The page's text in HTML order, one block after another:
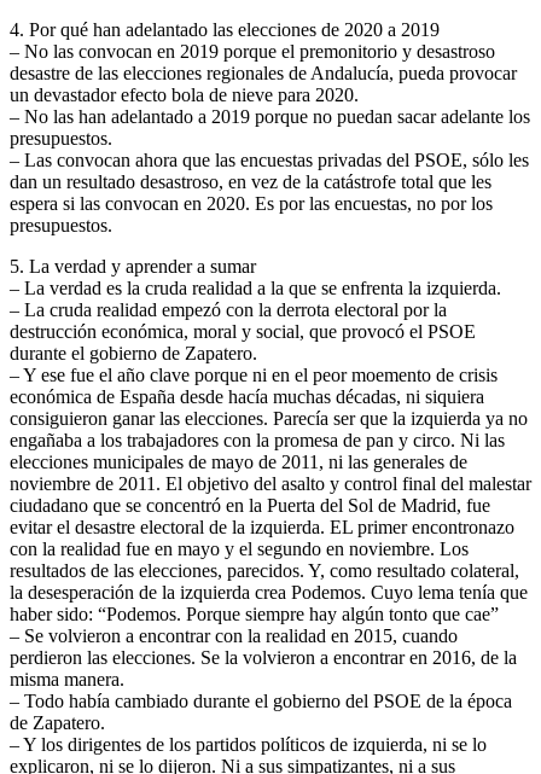
4. Por qué han adelantado las elecciones de 2020 a 2019
– No las convocan en 2019 porque el premonitorio y desastroso
desastre de las elecciones regionales de Andalucía, pueda provocar
un devastador efecto bola de nieve para 2020.
– No las han adelantado a 2019 porque no puedan sacar adelante los
presupuestos.
– Las convocan ahora que las encuestas privadas del PSOE, sólo les
dan un resultado desastroso, en vez de la catástrofe total que les
espera si las convocan en 2020. Es por las encuestas, no por los
presupuestos.
5. La verdad y aprender a sumar
– La verdad es la cruda realidad a la que se enfrenta la izquierda.
– La cruda realidad empezó con la derrota electoral por la
destrucción económica, moral y social, que provocó el PSOE
durante el gobierno de Zapatero.
– Y ese fue el año clave porque ni en el peor moemento de crisis
económica de España desde hacía muchas décadas, ni siquiera
consiguieron ganar las elecciones. Parecía ser que la izquierda ya no
engañaba a los trabajadores con la promesa de pan y circo. Ni las
elecciones municipales de mayo de 2011, ni las generales de
noviembre de 2011. El objetivo del asalto y control final del malestar
ciudadano que se concentró en la Puerta del Sol de Madrid, fue
evitar el desastre electoral de la izquierda. EL primer encontronazo
con la realidad fue en mayo y el segundo en noviembre. Los
resultados de las elecciones, parecidos. Y, como resultado colateral,
la desesperación de la izquierda crea Podemos. Cuyo lema tenía que
haber sido: “Podemos. Porque siempre hay algún tonto que cae”
– Se volvieron a encontrar con la realidad en 2015, cuando
perdieron las elecciones. Se la volvieron a encontrar en 2016, de la
misma manera.
– Todo había cambiado durante el gobierno del PSOE de la época
de Zapatero.
– Y los dirigentes de los partidos políticos de izquierda, ni se lo
explicaron, ni se lo dijeron. Ni a sus simpatizantes, ni a sus